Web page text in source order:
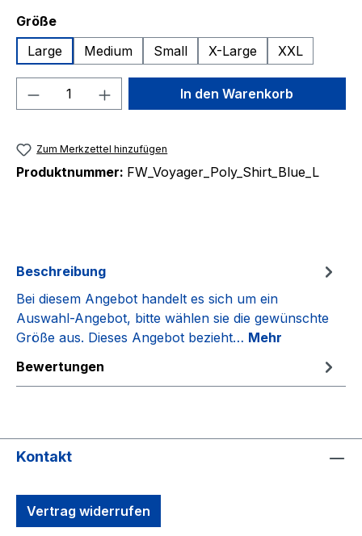
Größeauswählen
Large
Medium Small X-Large XXL
Produkt Anzahl: Gib denIn den Warenkorb
Zum Merkzettel hinzufügen
Produktnummer: FW_Voyager_Poly_Shirt_Blue_L
Beschreibung
Bei diesem Angebot handelt es sich um ein
Auswahl-Angebot, bitte wählen sie die gewünschte
Größe aus. Dieses Angebot bezieht… Mehr
Bewertungen
Kontakt
Vertrag widerrufen